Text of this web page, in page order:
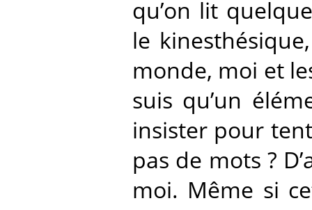
qu’on lit
le
monde, moi et
suis qu’un
insister pour
pas de mots ?
moi. Même si